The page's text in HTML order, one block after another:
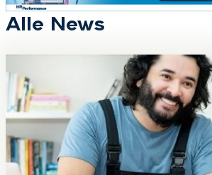
Alle News